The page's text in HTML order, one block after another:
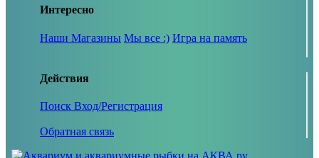
Интересно
Наши Магазины Мы все :) Игра на память
Действия
Поиск Вход/Регистрация
Обратная связь